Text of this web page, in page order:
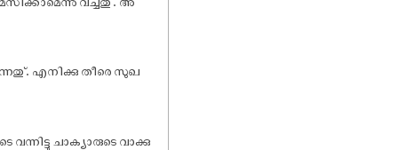
എനിക്കു തീരെ സുഖ
ചാക്യാരുടെ വാക്കു